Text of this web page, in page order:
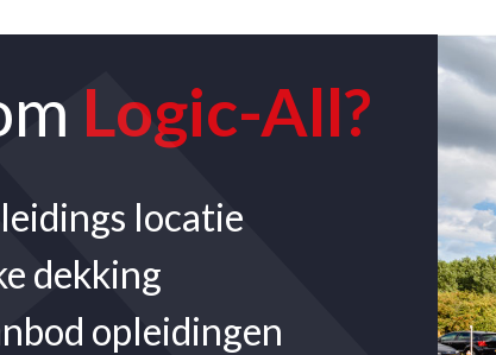
Logic-All?
locatie
dekking
opleidingen